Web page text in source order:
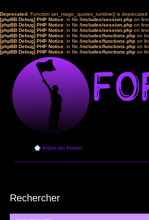
Deprecated: Function set_magic_quotes_runtime() is deprecated
[phpBB Debug] PHP Notice: in file /includes/session.php on line
[phpBB Debug] PHP Notice: in file /includes/session.php on line
[phpBB Debug] PHP Notice: in file /includes/session.php on line
[phpBB Debug] PHP Notice: in file /includes/functions.php on
[phpBB Debug] PHP Notice: in file /includes/functions.php on
[phpBB Debug] PHP Notice: in file /includes/functions.php on
[phpBB Debug] PHP Notice: in file /includes/functions.php on
Index du forum
Rechercher